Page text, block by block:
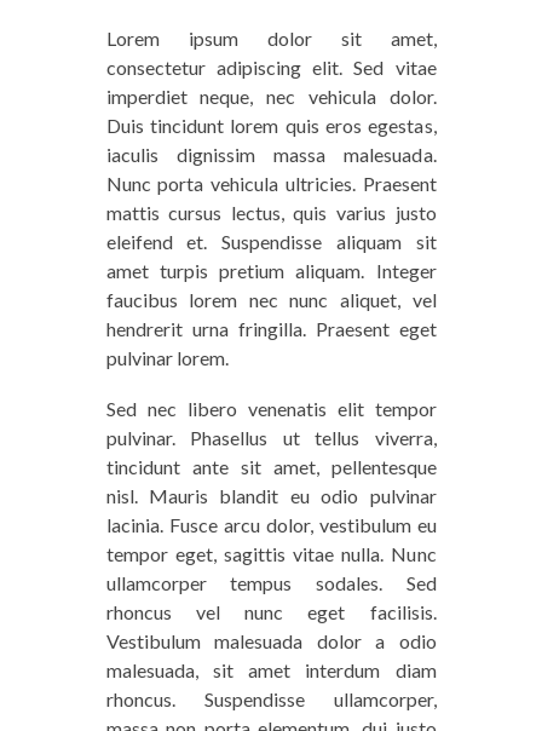
Lorem ipsum dolor sit amet,
consectetur adipiscing elit. Sed vitae
imperdiet neque, nec vehicula dolor.
Duis tincidunt lorem quis eros egestas,
iaculis dignissim massa malesuada.
Nunc porta vehicula ultricies. Praesent
mattis cursus lectus, quis varius justo
eleifend et. Suspendisse aliquam sit
amet turpis pretium aliquam. Integer
faucibus lorem nec nunc aliquet, vel
hendrerit urna fringilla. Praesent eget
pulvinar lorem.
Sed nec libero venenatis elit tempor
pulvinar. Phasellus ut tellus viverra,
tincidunt ante sit amet, pellentesque
nisl. Mauris blandit eu odio pulvinar
lacinia. Fusce arcu dolor, vestibulum eu
tempor eget, sagittis vitae nulla. Nunc
ullamcorper tempus sodales. Sed
rhoncus vel nunc eget facilisis.
Vestibulum malesuada dolor a odio
malesuada, sit amet interdum diam
rhoncus. Suspendisse ullamcorper,